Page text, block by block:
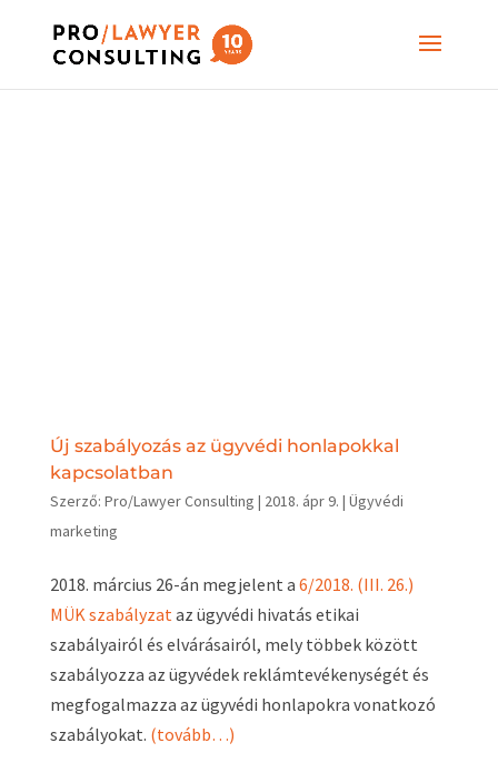
Új szabályozás az ügyvédi honlapokkal
kapcsolatban
Szerző: Pro/Lawyer Consulting | 2018. ápr 9. | Ügyvédi
marketing
2018. március 26-án megjelent a 6/2018. (III. 26.)
MÜK szabályzat az ügyvédi hivatás etikai
szabályairól és elvárásairól, mely többek között
szabályozza az ügyvédek reklámtevékenységét és
megfogalmazza az ügyvédi honlapokra vonatkozó
szabályokat. (tovább…)